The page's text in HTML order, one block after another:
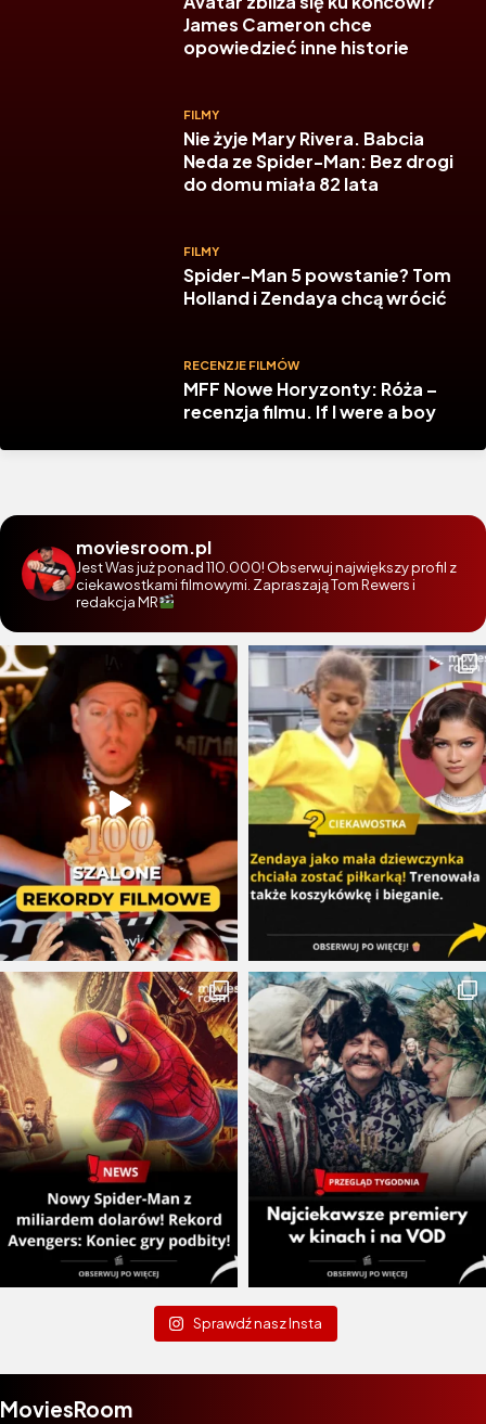
James Cameron chce
opowiedzieć inne historie
FILMY
Nie żyje Mary Rivera. Babcia
Neda ze Spider-Man: Bez drogi
do domu miała 82 lata
FILMY
Spider-Man 5 powstanie? Tom
Holland i Zendaya chcą wrócić
RECENZJE FILMÓW
MFF Nowe Horyzonty: Róża –
recenzja filmu. If I were a boy
moviesroom.pl
Jest Was już ponad 110.000! Obserwuj największy profil z
ciekawostkami filmowymi. Zapraszają Tom Rewers i
redakcja MR
Sprawdź nasz Insta
MoviesRoom